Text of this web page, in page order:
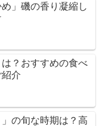
」磯の香り凝縮し
？おすすめの食べ
介
の旬な時期は？高